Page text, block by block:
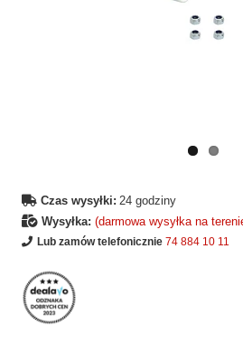
Czas wysyłki: 24 godziny
Wysyłka: (darmowa wysyłka na
Lub zamów telefonicznie 74 884 10 11